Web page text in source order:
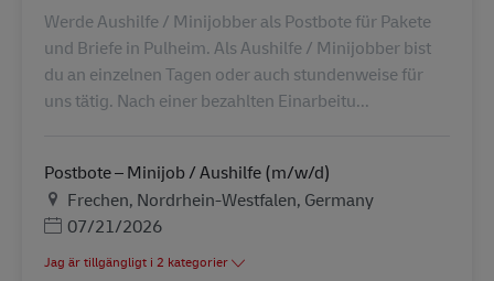
Werde Aushilfe / Minijobber als Postbote für Pakete
und Briefe in Pulheim. Als Aushilfe / Minijobber bist
du an einzelnen Tagen oder auch stundenweise für
uns tätig. Nach einer bezahlten Einarbeitu...
Postbote – Minijob / Aushilfe (m/w/d)
PlatsFrechen, Nordrhein-Westfalen, Germany
Posted Date
07/21/2026
Jag är tillgängligt i 2 kategorier